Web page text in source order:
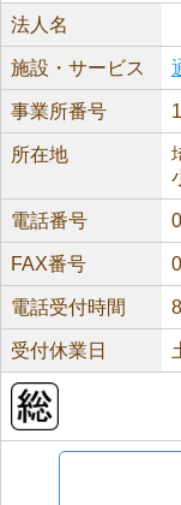
法人名
施設・サービス
事業所番号
所在地
電話番号
FAX番号
電話受付時間
受付休業日